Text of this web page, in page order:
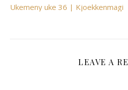
Ukemeny uke 36 | Kjoekkenmagi
LEAVE A